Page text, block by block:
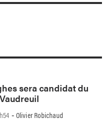
sera candidat du
- Olivier Robichaud